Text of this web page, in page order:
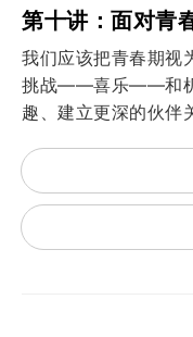
第十讲：面对青
我们应该把青春期视
挑战——喜乐——和机
趣、建立更深的伙伴